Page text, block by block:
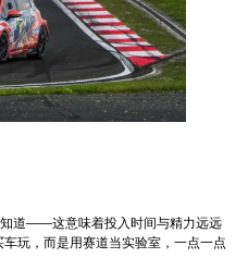
道——这意味着投入时间与精力远远
玩，而是用赛道当实验室，一点一点